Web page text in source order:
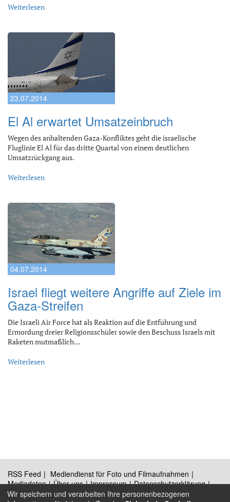
Weiterlesen
23.07.2014
El Al erwartet Umsatzeinbruch
Wegen des anhaltenden Gaza-Konfliktes geht die israelische
Fluglinie El Al für das dritte Quartal von einem deutlichen
Umsatzrückgang aus.
Weiterlesen
04.07.2014
Israel fliegt weitere Angriffe auf Ziele im
Gaza-Streifen
Die Israeli Air Force hat als Reaktion auf die Entführung und
Ermordung dreier Religionsschüler sowie den Beschuss Israels mit
Raketen mutmaßlich…
Weiterlesen
RSS Feed
Mediendienst für Foto und Filmaufnahmen
Mediadaten
Über uns Impressum
Datenschutzerklärung
Kontakt
Wir speichern und verarbeiten Ihre personenbezogenen